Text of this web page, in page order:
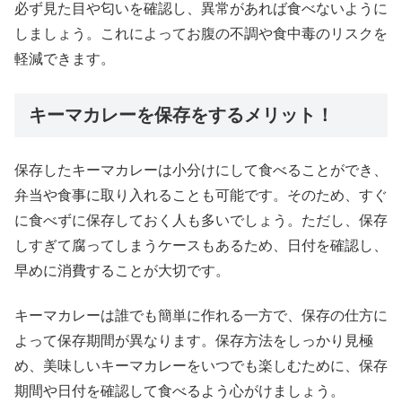
必ず見た目や匂いを確認し、異常があれば食べないように
しましょう。これによってお腹の不調や食中毒のリスクを
軽減できます。
キーマカレーを保存をするメリット！
保存したキーマカレーは小分けにして食べることができ、
弁当や食事に取り入れることも可能です。そのため、すぐ
に食べずに保存しておく人も多いでしょう。ただし、保存
しすぎて腐ってしまうケースもあるため、日付を確認し、
早めに消費することが大切です。
キーマカレーは誰でも簡単に作れる一方で、保存の仕方に
よって保存期間が異なります。保存方法をしっかり見極
め、美味しいキーマカレーをいつでも楽しむために、保存
期間や日付を確認して食べるよう心がけましょう。